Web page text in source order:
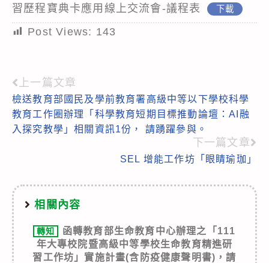
習歷程寶典卡應用線上交流會-議程表
下載
Post Views: 143
Read
more
articles
上一篇文章
檢送教育部國民及學前教育署高級中等以下學校科學
教育工作圈辦理「科學教育短期目標推動論壇：AI融
入探究教學」相關資訊1份， 請踴躍參與。
下一篇文章
SEL 增能工作坊「眼睛瑜珈」
相關內容
轉知
函轉教育部生命教育中心辦理之「111
年大專校院暨高級中等學校生命教育精進研
習工作坊」實施計畫(含防疫健康聲明書)，請